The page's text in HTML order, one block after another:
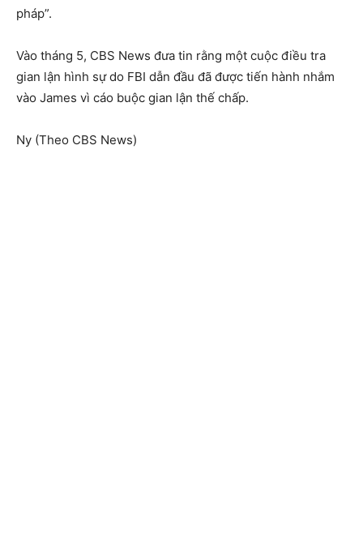
pháp”.
Vào tháng 5, CBS News đưa tin rằng một cuộc điều tra
gian lận hình sự do FBI dẫn đầu đã được tiến hành nhắm
vào James vì cáo buộc gian lận thế chấp.
Ny (Theo CBS News)